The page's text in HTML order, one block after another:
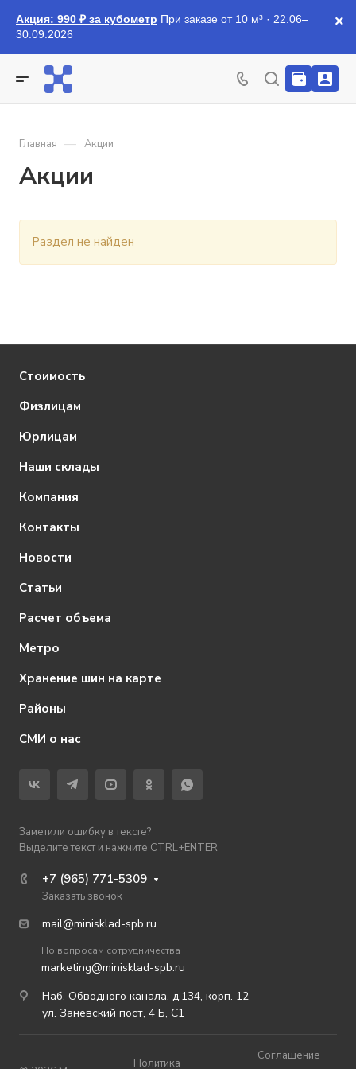
Акция: 990 ₽ за кубометр При заказе от 10 м³ · 22.06–
30.09.2026
×
Главная — Акции
Акции
Раздел не найден
Стоимость
Физлицам
Юрлицам
Наши склады
Компания
Контакты
Новости
Статьи
Расчет объема
Метро
Хранение шин на карте
Районы
СМИ о нас
Заметили ошибку в тексте?
Выделите текст и нажмите CTRL+ENTER
+7 (965) 771-5309
Заказать звонок
По вопросам сотрудничества
marketing@minisklad-spb.ru
mail@minisklad-spb.ru
Наб. Обводного канала, д.134, корп. 12
ул. Заневский пост, 4 Б, С1
Политика
Соглашение